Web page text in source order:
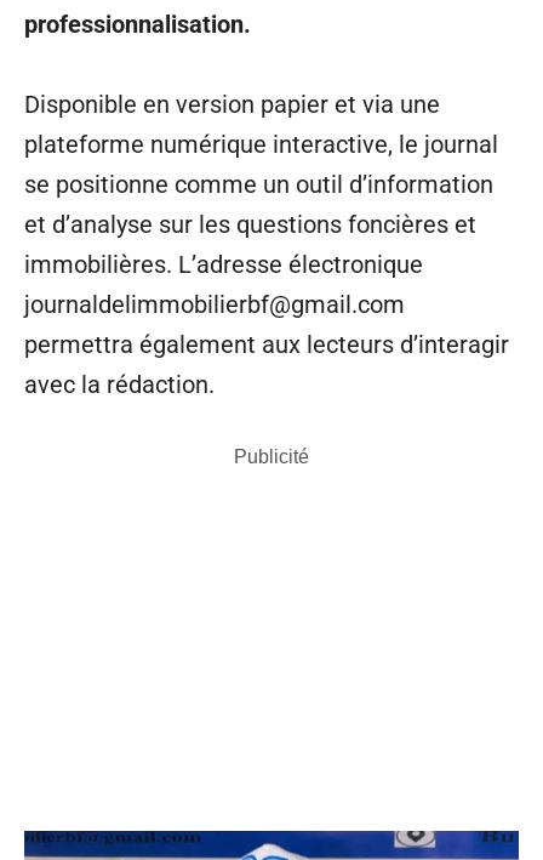
professionnalisation.
Disponible en version papier et via une
plateforme numérique interactive, le journal
se positionne comme un outil d’information
et d’analyse sur les questions foncières et
immobilières. L’adresse électronique
journaldelimmobilierbf@gmail.com
permettra également aux lecteurs d’interagir
avec la rédaction.
Publicité